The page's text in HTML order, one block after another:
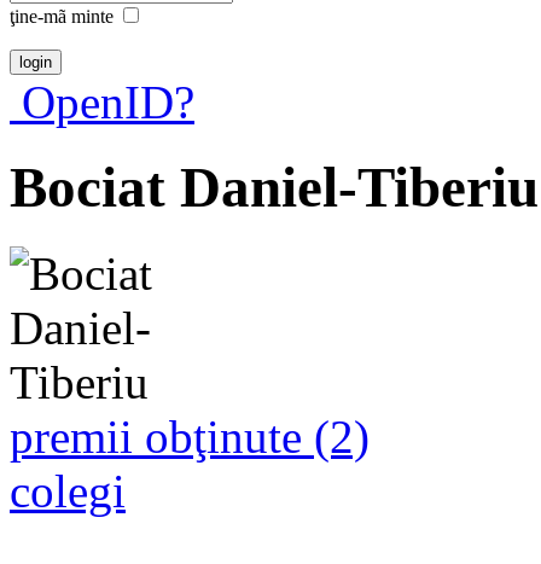
ţine-mã minte
OpenID?
Bociat Daniel-Tiberiu
premii obţinute (2)
colegi